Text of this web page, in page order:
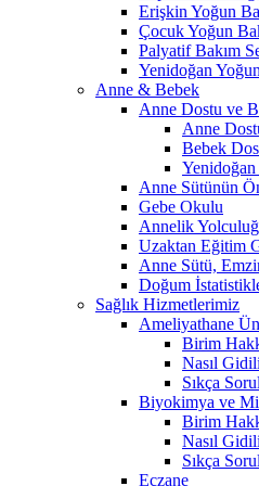
Erişkin Yoğun
Çocuk Yoğun
Palyatif Bakım
Yenidoğan
Anne & Bebek
Anne Dostu ve
Anne
Bebek
Anne Sütünün
Gebe Okulu
Annelik
Uzaktan Eğitim
Anne Sütü,
Doğum
Sağlık Hizmetlerimiz
Ameliyathane
Birim
Nasıl
Sıkça
Biyokimya ve
Birim
Nasıl
Sıkça
Eczane